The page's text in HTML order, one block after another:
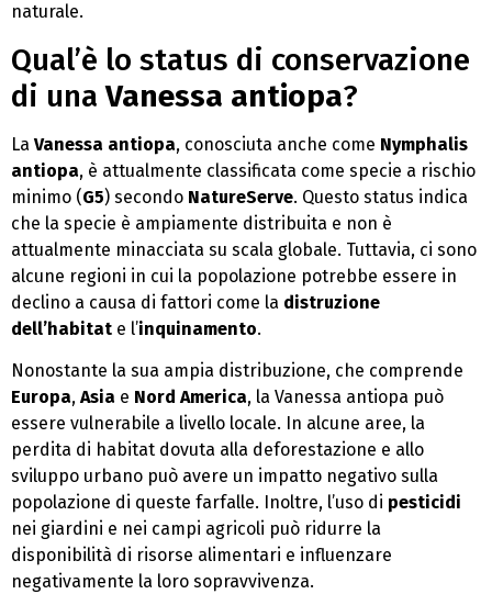
naturale.
Qual’è lo status di conservazione
di unaVanessa antiopa?
La Vanessa antiopa, conosciuta anche come Nymphalis
antiopa, è attualmente classificata come specie a rischio
minimo (G5) secondo NatureServe. Questo status indica
che la specie è ampiamente distribuita e non è
attualmente minacciata su scala globale. Tuttavia, ci sono
alcune regioni in cui la popolazione potrebbe essere in
declino a causa di fattori come la distruzione
dell’habitat e l’inquinamento.
Nonostante la sua ampia distribuzione, che comprende
Europa, Asia e Nord America, la Vanessa antiopa può
essere vulnerabile a livello locale. In alcune aree, la
perdita di habitat dovuta alla deforestazione e allo
sviluppo urbano può avere un impatto negativo sulla
popolazione di queste farfalle. Inoltre, l’uso di pesticidi
nei giardini e nei campi agricoli può ridurre la
disponibilità di risorse alimentari e influenzare
negativamente la loro sopravvivenza.